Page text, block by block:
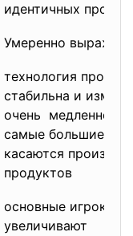
идентичных
Умеренно
технология
стабильна и
очень медленно;
самые большие
касаются
продуктов
основные игроки
увеличивают